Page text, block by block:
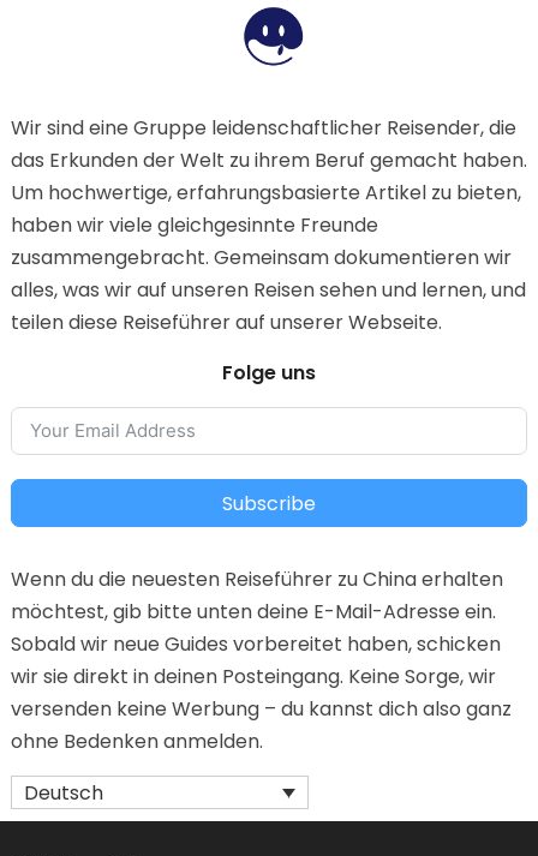
Wir sind eine Gruppe leidenschaftlicher Reisender, die
das Erkunden der Welt zu ihrem Beruf gemacht haben.
Um hochwertige, erfahrungsbasierte Artikel zu bieten,
haben wir viele gleichgesinnte Freunde
zusammengebracht. Gemeinsam dokumentieren wir
alles, was wir auf unseren Reisen sehen und lernen, und
teilen diese Reiseführer auf unserer Webseite.
Folge uns
Subscribe
Wenn du die neuesten Reiseführer zu China erhalten
möchtest, gib bitte unten deine E-Mail-Adresse ein.
Sobald wir neue Guides vorbereitet haben, schicken
wir sie direkt in deinen Posteingang. Keine Sorge, wir
versenden keine Werbung – du kannst dich also ganz
ohne Bedenken anmelden.
Deutsch